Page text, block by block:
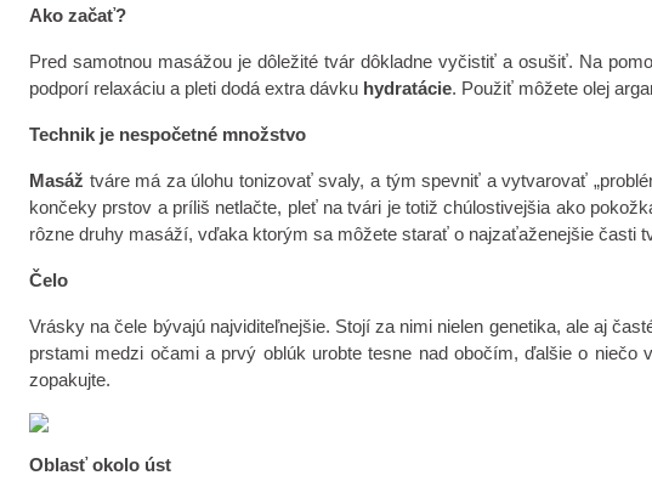
Ako začať?
Pred samotnou masážou je dôležité tvár dôkladne vyčistiť a osušiť. Na
podporí relaxáciu a pleti dodá extra dávku hydratácie. Použiť môžete olej
Technik je nespočetné množstvo
Masáž tváre má za úlohu tonizovať svaly, a tým spevniť a vytvarovať
končeky prstov a príliš netlačte, pleť na tvári je totiž chúlostivejšia ako
rôzne druhy masáží, vďaka ktorým sa môžete starať o najzaťaženejšie časti
Čelo
Vrásky na čele bývajú najviditeľnejšie. Stojí za nimi nielen genetika, ale aj
prstami medzi očami a prvý oblúk urobte tesne nad obočím, ďalšie o
zopakujte.
Oblasť okolo úst